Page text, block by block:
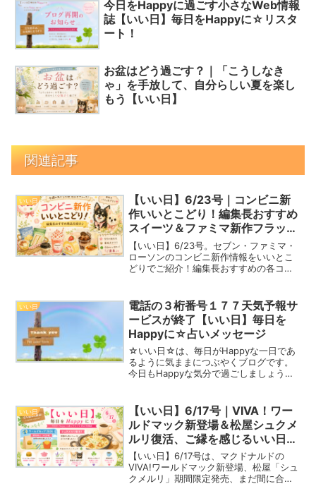
今日をHappyに過ごす小さなWeb情報
誌【いい日】毎日をHappyに☆リスタ
ート！
お盆はどう過ごす？｜「こうしなき
ゃ」を手放して、自分らしい夏を楽し
もう【いい日】
関連記事
いい日
【いい日】6/23号｜コンビニ新
作いいとこどり！編集長おすすめ
スイーツ＆ファミマ新作フラッペ
ほか今日の話題
【いい日】6/23号。セブン・ファミマ・
ローソンのコンビニ新作情報をいいとこ
どりでご紹介！編集長おすすめの各コン
犬チワワ、今日のいい日カード「ご褒
美」もお届けします。
いい日
電話の３桁番号１７７天気予報サ
ービスが終了【いい日】毎日を
Happyに☆占いメッセージ
☆いい日☆は、毎日がHappyな一日であ
るように気ままにつぶやくブログです。
今日もHappyな気分で過ごしましょう！3
最近身の回りにイエローカラーが溢れて
います。...
いい日
【いい日】6/17号｜VIVA！ワー
ルドマック新登場＆松屋シュクメ
ルリ復活、ご縁を感じるいい日カ
ード
【いい日】6/17号は、マクドナルドの
VIVA!ワールドマック新登場、松屋「シュ
クメルリ」期間限定発売、まだ間に合う